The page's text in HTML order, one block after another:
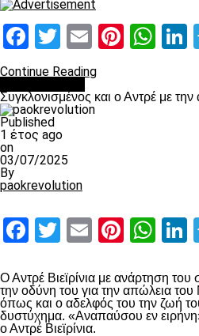
Facebook
Twitter
Email
Continue Reading
Συγκλονισμένος και ο Αντρέ με
Published
1 έτος ago
on
03/07/2025
By
paokrevolution
Facebook
Twitter
Email
Ο Αντρέ Βιεϊρίνια με ανάρτηση
την οδύνη του για την απώλεια
όπως και ο αδελφός του την ζωή
δυστύχημα. «Αναπαύσου εν
ο Αντρέ Βιεϊρίνια.